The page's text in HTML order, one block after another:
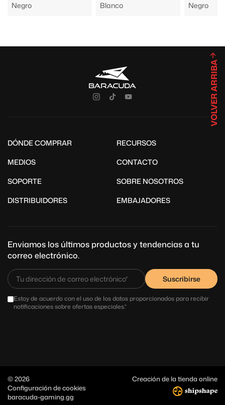
Negro Blanco Negro
DÓNDE COMPRAR
RECURSOS
MEDIOS
CONTACTO
SOPORTE
SOBRE NOSOTROS
DISTRIBUIDORES
EMBAJADORES
Enviamos los últimos productos y tendencias a tu
correo electrónico.
Suscribirse
Estoy de acuerdo con el uso de los datos proporcionados para recibir
notificaciones sobre ofertas especiales.*
VOLVER ARRIBA
© 2026
Configuración de cookies
baracuda-gaming.gg
Creación de la tienda online